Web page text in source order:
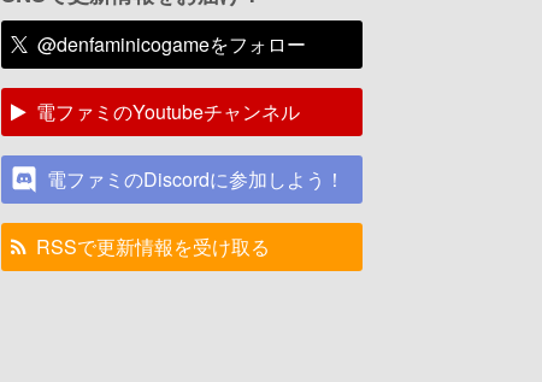
@denfaminicogameをフォロー
電ファミのYoutubeチャンネル
電ファミのDiscordに参加しよう！
RSSで更新情報を受け取る